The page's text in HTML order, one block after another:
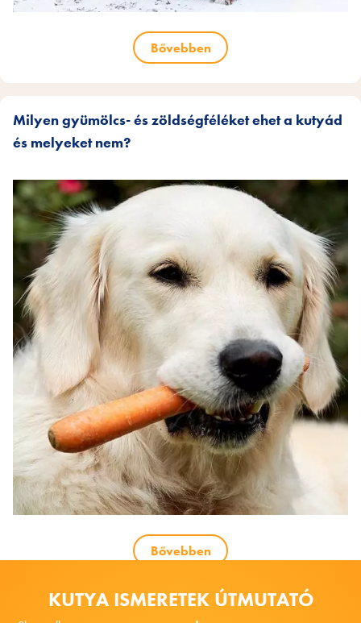
Bővebben
Milyen gyümölcs- és zöldségféléket ehet a kutyád
és melyeket nem?
Bővebben
KUTYA ISMERETEK ÚTMUTATÓ